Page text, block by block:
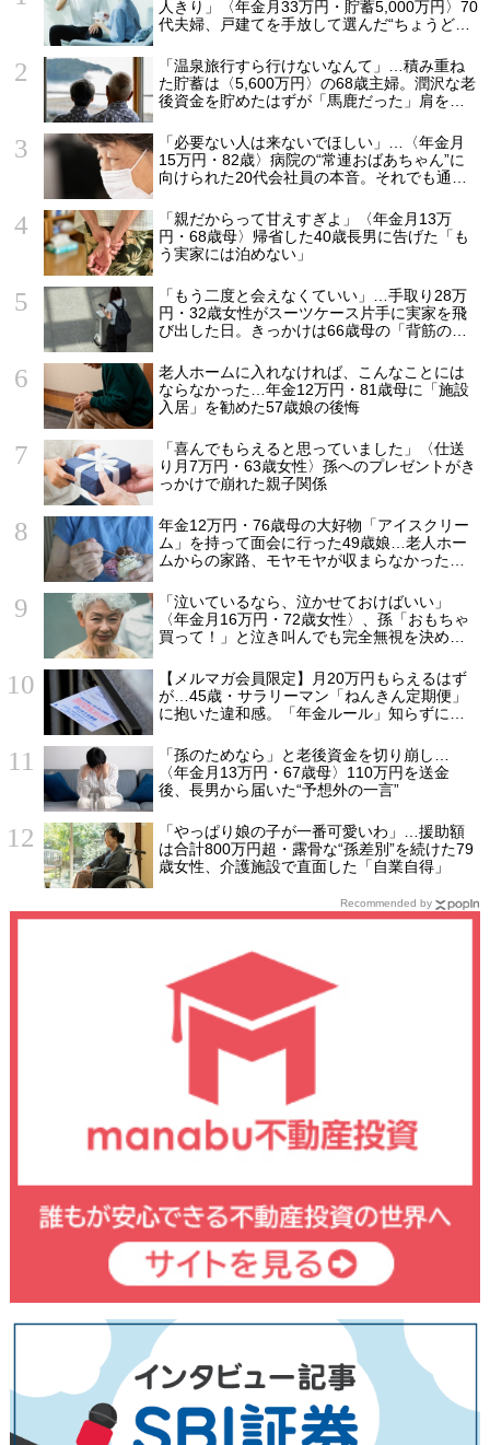
人きり」〈年金月33万円・貯蓄5,000万円〉70
代夫婦、戸建てを手放して選んだ“ちょうどい
「温泉旅行すら行けないなんて」…積み重ね
た貯蓄は〈5,600万円〉の68歳主婦。潤沢な老
後資金を貯めたはずが「馬鹿だった」肩を落
「必要ない人は来ないでほしい」…〈年金月
15万円・82歳〉病院の“常連おばあちゃん”に
向けられた20代会社員の本音。それでも通い
「親だからって甘えすぎよ」〈年金月13万
円・68歳母〉帰省した40歳長男に告げた「も
う実家には泊めない」
「もう二度と会えなくていい」…手取り28万
円・32歳女性がスーツケース片手に実家を飛
び出した日。きっかけは66歳母の「背筋の凍
老人ホームに入れなければ、こんなことには
ならなかった…年金12万円・81歳母に「施設
入居」を勧めた57歳娘の後悔
「喜んでもらえると思っていました」〈仕送
り月7万円・63歳女性〉孫へのプレゼントがき
っかけで崩れた親子関係
年金12万円・76歳母の大好物「アイスクリー
ム」を持って面会に行った49歳娘…老人ホー
ムからの家路、モヤモヤが収まらなかったワ
「泣いているなら、泣かせておけばいい」
〈年金月16万円・72歳女性〉、孫「おもちゃ
買って！」と泣き叫んでも完全無視を決め込
【メルマガ会員限定】月20万円もらえるはず
が…45歳・サラリーマン「ねんきん定期便」
に抱いた違和感。「年金ルール」知らずにそ
額に唖然「何かの間違いでは？」
「孫のためなら」と老後資金を切り崩し…
〈年金月13万円・67歳母〉110万円を送金
後、長男から届いた“予想外の一言”
「やっぱり娘の子が一番可愛いわ」…援助額
は合計800万円超・露骨な“孫差別”を続けた79
歳女性、介護施設で直面した「自業自得」
Recommended by